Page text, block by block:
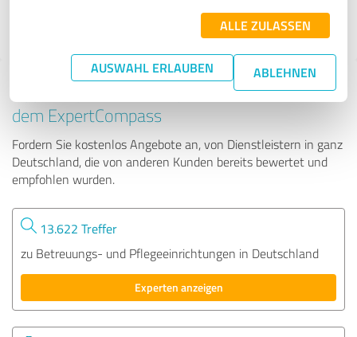
ALLE ZULASSEN
AUSWAHL ERLAUBEN ABLEHNEN
Tipp: Die passenden Experten finden - mit
dem ExpertCompass
Fordern Sie kostenlos Angebote an, von Dienstleistern in ganz
Deutschland, die von anderen Kunden bereits bewertet und
empfohlen wurden.
13.622 Treffer
zu Betreuungs- und Pflegeeinrichtungen in Deutschland
Experten anzeigen